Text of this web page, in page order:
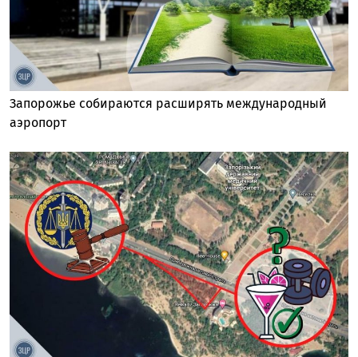
Запорожье собираются расширять международный
аэропорт